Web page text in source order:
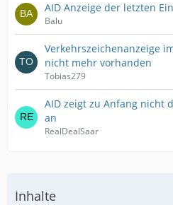
AID Anzeige der letzten
Balu
Verkehrszeichenanzeige
nicht mehr vorhanden
Tobias279
AID zeigt zu Anfang nicht
an
RealDealSaar
Inhalte